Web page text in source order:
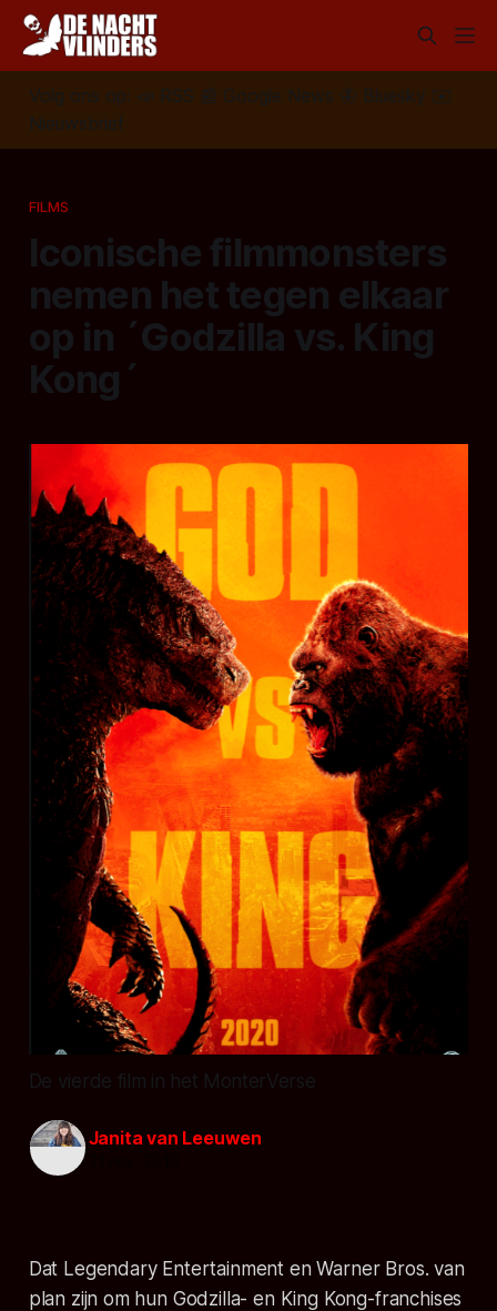
Volg ons op: 📣 RSS 📰 Google News 🦋 Bluesky
✉️
Nieuwsbrief
FILMS
Iconische filmmonsters
nemen het tegen elkaar
op in ´Godzilla vs. King
Kong´
De vierde film in het MonterVerse
Janita van Leeuwen
Dat Legendary Entertainment en Warner Bros. van
plan zijn om hun Godzilla- en King Kong-franchises